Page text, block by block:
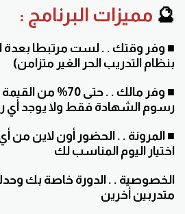
🔮 مميزات البرنامج :
■ وفر وقتك . . لست مرتبطا بعدة
بنظام التدريب الحر الغير متزامن)
■ وفر مالك . . حتى
رسوم الشهادة فقط ولا يوجد أي
■ المرونة . . الحضور أون لاين من
اختيار اليوم المناسب لك
الخصوصية . . الدورة خاصة بك
متدربين أخرين